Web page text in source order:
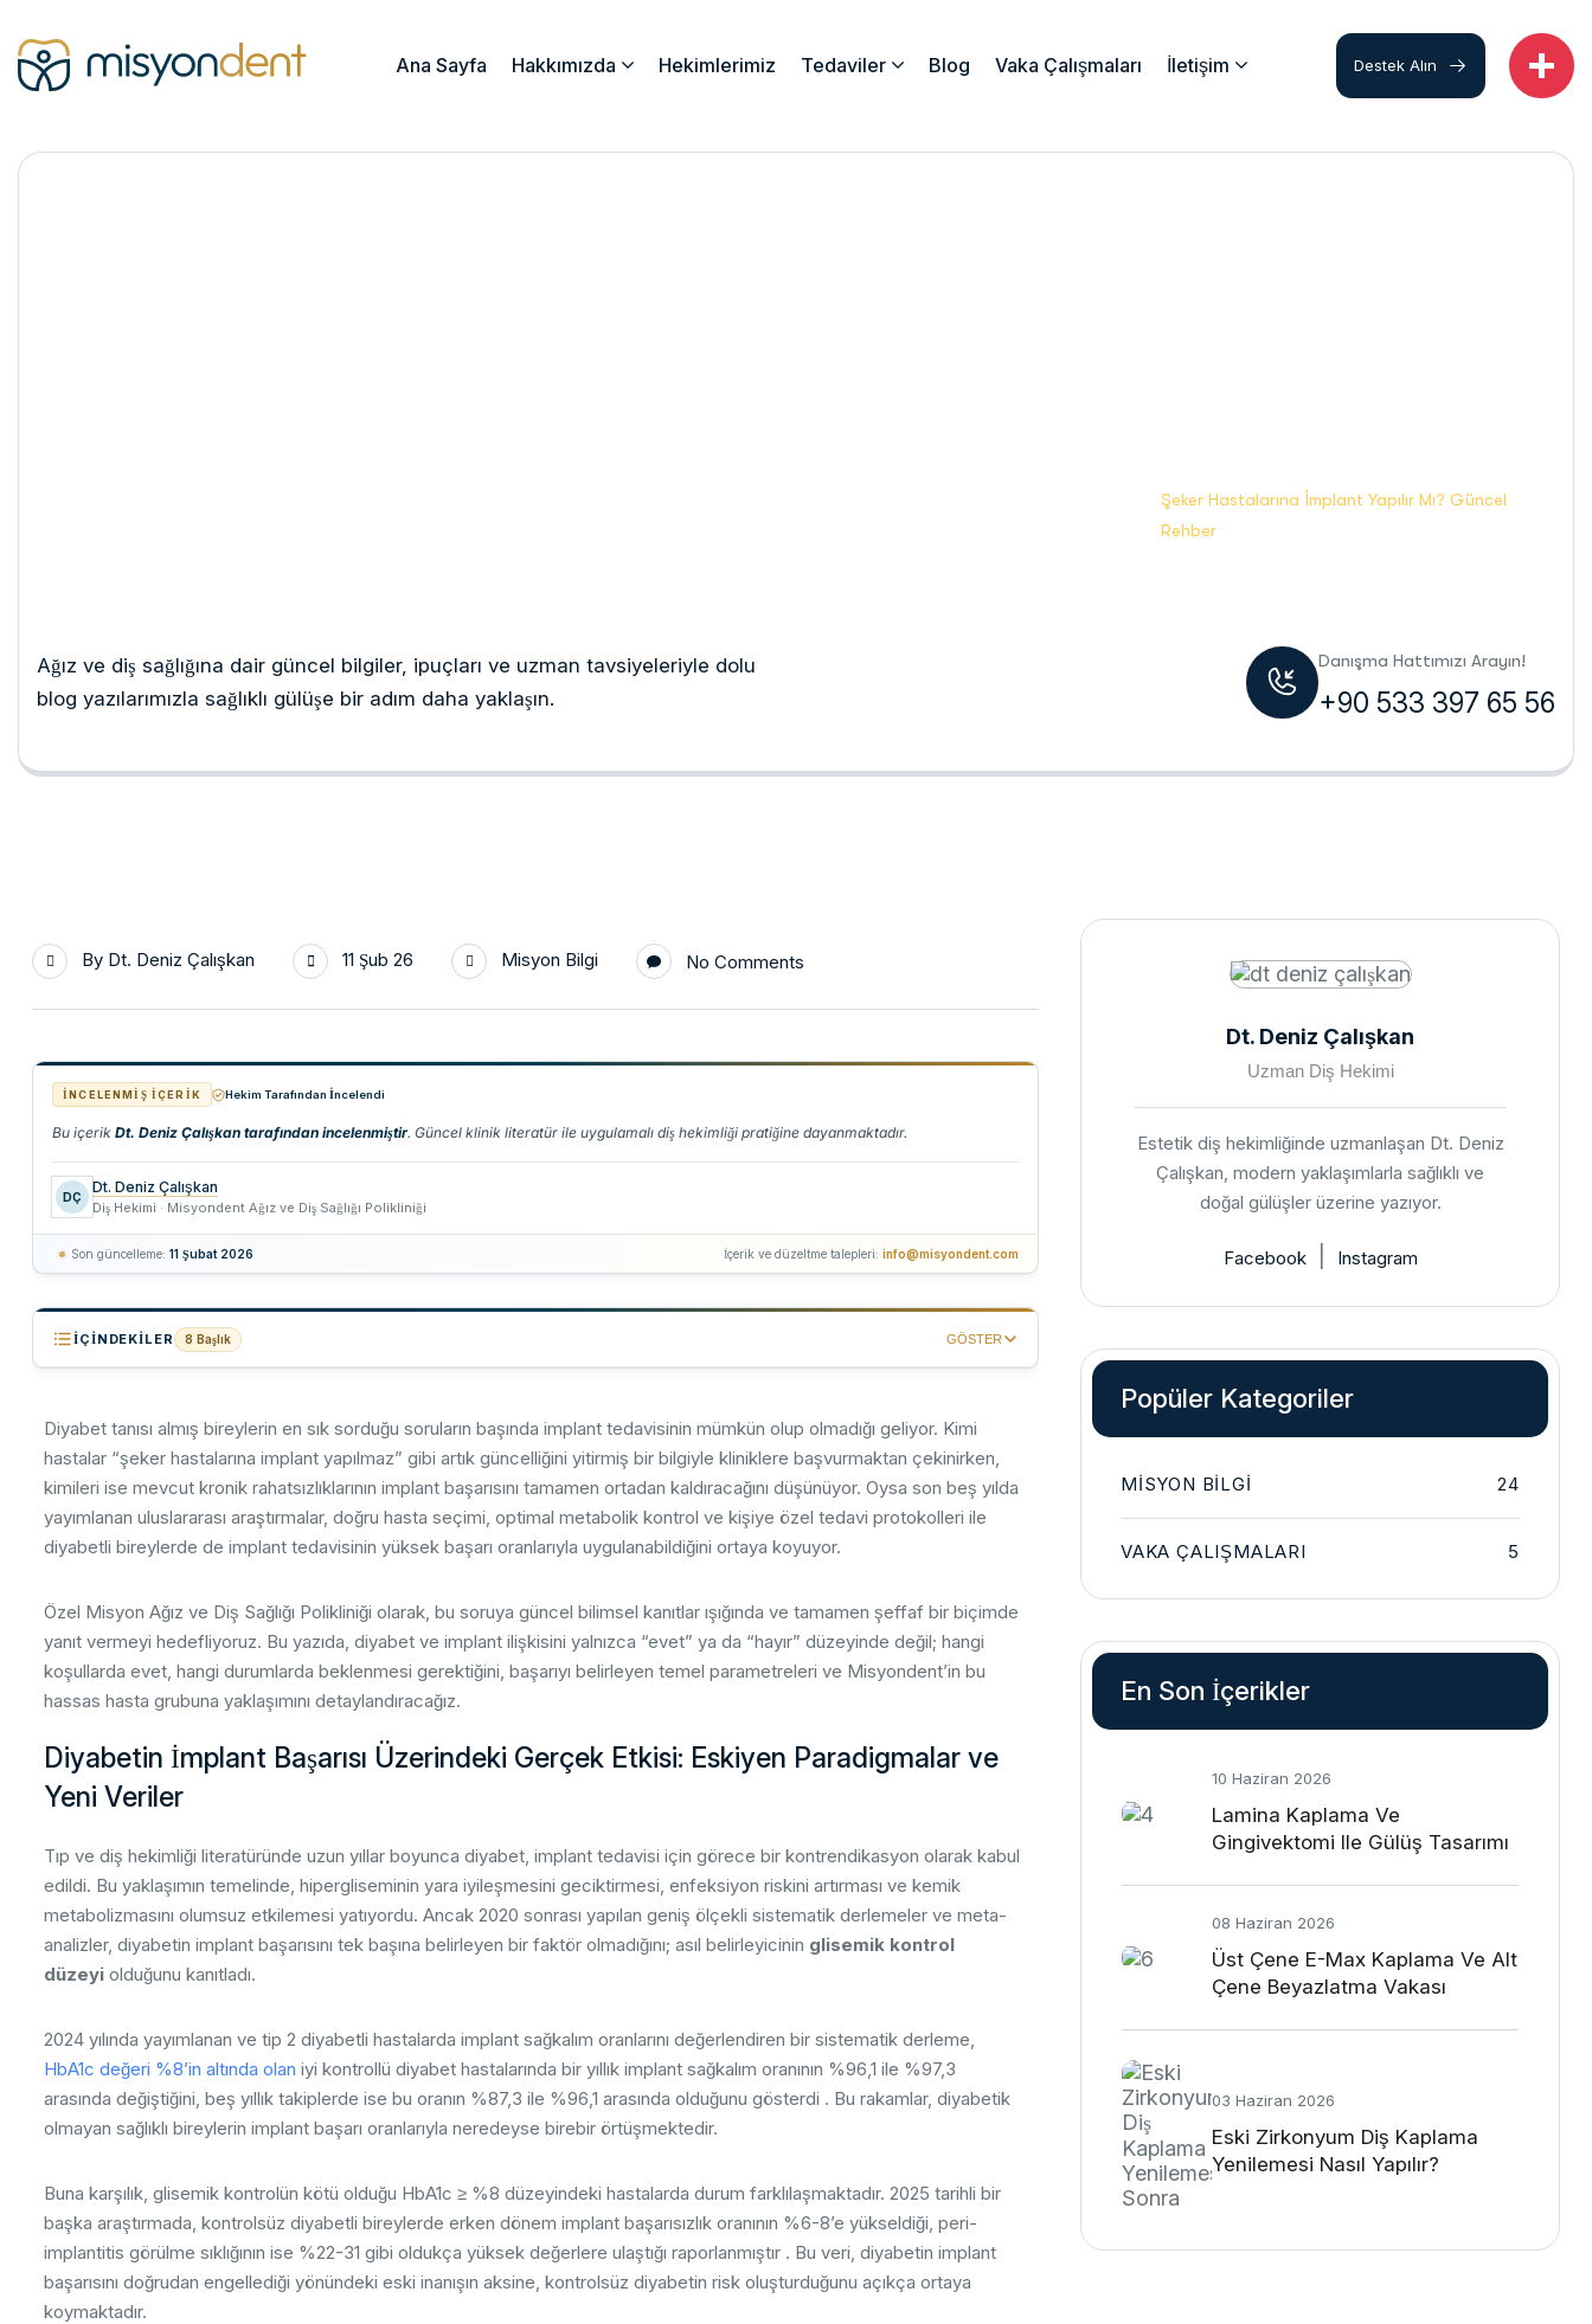
Ana Sayfa Hakkımızda Hekimlerimiz Tedaviler Blog Vaka Çalışmaları İletişim Destek Alın
Şeker Hastalarına İmplant Yapılır Mı? Güncel
Rehber
Ağız ve diş sağlığına dair güncel bilgiler, ipuçları ve uzman tavsiyeleriyle dolu
blog yazılarımızla sağlıklı gülüşe bir adım daha yaklaşın.
Danışma Hattımızı Arayın!
+90 533 397 65 56
By Dt. Deniz Çalışkan 11 Şub 26 Misyon Bilgi No Comments
İNCELENMIŞ İÇERIK Hekim Tarafından İncelendi
Bu içerik Dt. Deniz Çalışkan tarafından incelenmiştir. Güncel klinik literatür ile uygulamalı diş hekimliği pratiğine dayanmaktadır.
DÇ
Dt. Deniz Çalışkan
Diş Hekimi · Misyondent Ağız ve Diş Sağlığı Polikliniği
Son güncelleme: 11 Şubat 2026 İçerik ve düzeltme talepleri: info@misyondent.com
İÇINDEKILER 8 Başlık GÖSTER
02 Başarının Biyolojik Zemini: Kemik İyileşmesi ve Osseointegrasyon Süreci
03 HbA1c Eşik Değerleri: Başarıyı Öngören Bilimsel Gösterge
04 Diyabet Hastalarında İmplant Çevresi Dokuların Özel Durumu
06 Cerrahi Protokol ve İmplant Seçimi: Hassasiyet Gerektiren Aşama
07 Başarıyı Kalıcı Kılmak: Diyabetli Hastada Uzun Dönem İdame
08 Misyondent Farkı: Kişiye Özel Tıbbi Yaklaşım ve Güvenli Tedavi Protokolleri
Diyabet tanısı almış bireylerin en sık sorduğu soruların başında implant tedavisinin mümkün olup olmadığı geliyor. Kimi
hastalar “şeker hastalarına implant yapılmaz” gibi artık güncelliğini yitirmiş bir bilgiyle kliniklere başvurmaktan çekinirken,
kimileri ise mevcut kronik rahatsızlıklarının implant başarısını tamamen ortadan kaldıracağını düşünüyor. Oysa son beş yılda
yayımlanan uluslararası araştırmalar, doğru hasta seçimi, optimal metabolik kontrol ve kişiye özel tedavi protokolleri ile
diyabetli bireylerde de implant tedavisinin yüksek başarı oranlarıyla uygulanabildiğini ortaya koyuyor.
Özel Misyon Ağız ve Diş Sağlığı Polikliniği olarak, bu soruya güncel bilimsel kanıtlar ışığında ve tamamen şeffaf bir biçimde
yanıt vermeyi hedefliyoruz. Bu yazıda, diyabet ve implant ilişkisini yalnızca “evet” ya da “hayır” düzeyinde değil; hangi
koşullarda evet, hangi durumlarda beklenmesi gerektiğini, başarıyı belirleyen temel parametreleri ve Misyondent’in bu
hassas hasta grubuna yaklaşımını detaylandıracağız.
Diyabetin İmplant Başarısı Üzerindeki Gerçek Etkisi: Eskiyen Paradigmalar ve
Yeni Veriler
Tıp ve diş hekimliği literatüründe uzun yıllar boyunca diyabet, implant tedavisi için görece bir kontrendikasyon olarak kabul
edildi. Bu yaklaşımın temelinde, hipergliseminin yara iyileşmesini geciktirmesi, enfeksiyon riskini artırması ve kemik
metabolizmasını olumsuz etkilemesi yatıyordu. Ancak 2020 sonrası yapılan geniş ölçekli sistematik derlemeler ve meta-
analizler, diyabetin implant başarısını tek başına belirleyen bir faktör olmadığını; asıl belirleyicinin glisemik kontrol
düzeyi olduğunu kanıtladı.
2024 yılında yayımlanan ve tip 2 diyabetli hastalarda implant sağkalım oranlarını değerlendiren bir sistematik derleme,
HbA1c değeri %8’in altında olan iyi kontrollü diyabet hastalarında bir yıllık implant sağkalım oranının %96,1 ile %97,3
arasında değiştiğini, beş yıllık takiplerde ise bu oranın %87,3 ile %96,1 arasında olduğunu gösterdi . Bu rakamlar, diyabetik
olmayan sağlıklı bireylerin implant başarı oranlarıyla neredeyse birebir örtüşmektedir.
Buna karşılık, glisemik kontrolün kötü olduğu HbA1c ≥ %8 düzeyindeki hastalarda durum farklılaşmaktadır. 2025 tarihli bir
başka araştırmada, kontrolsüz diyabetli bireylerde erken dönem implant başarısızlık oranının %6-8’e yükseldiği, peri-
implantitis görülme sıklığının ise %22-31 gibi oldukça yüksek değerlere ulaştığı raporlanmıştır . Bu veri, diyabetin implant
başarısını doğrudan engellediği yönündeki eski inanışın aksine, kontrolsüz diyabetin risk oluşturduğunu açıkça ortaya
koymaktadır.
Dt. Deniz Çalışkan
Uzman Diş Hekimi
Estetik diş hekimliğinde uzmanlaşan Dt. Deniz
Çalışkan, modern yaklaşımlarla sağlıklı ve
doğal gülüşler üzerine yazıyor.
Facebook| Instagram
Popüler Kategoriler
MISYON BILGI 24
VAKA ÇALIŞMALARI 5
En Son İçerikler
10 Haziran 2026
Lamina Kaplama Ve
Gingivektomi Ile Gülüş Tasarımı
08 Haziran 2026
Üst Çene E-Max Kaplama Ve Alt
Çene Beyazlatma Vakası
03 Haziran 2026
Eski Zirkonyum Diş Kaplama
Yenilemesi Nasıl Yapılır?